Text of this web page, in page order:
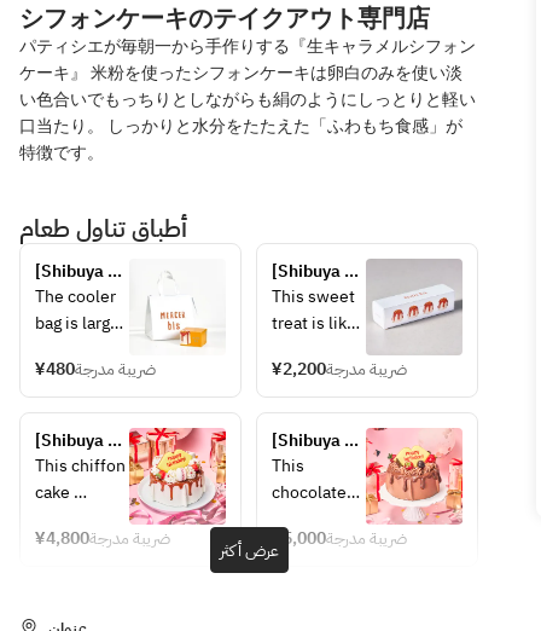
シフォンケーキのテイクアウト専門店
パティシエが毎朝一から手作りする『生キャラメルシフォン
ケーキ』 米粉を使ったシフォンケーキは卵白のみを使い淡
い色合いでもっちりとしながらも絹のようにしっとりと軽い
口当たり。 しっかりと水分をたたえた「ふわもち食感」が
特徴です。
أطباق تناول طعام
[Shibuya
store]
Cooling bag
The cooler
bag is large
hold one L-
size item,
so if you
are
purchasing
items,
¥480ضريبة مدرجة
[Shibuya
store]
Chiffon
4)
This sweet
treat is like
version of
the "fresh
caramel
chiffon
cake." The
of four
pieces is
¥2,200ضريبة مدرجة
[Shibuya
Store]
Anniversary
Cake
This chiffon
cake
light and
coated with
¥4,800ضريبة مدرجة
[Shibuya
Store]
Anniversary
Cake
~Double
This
chocolate-
dream cake
features a
¥5,000ضريبة مدرجة
عرض أكثر